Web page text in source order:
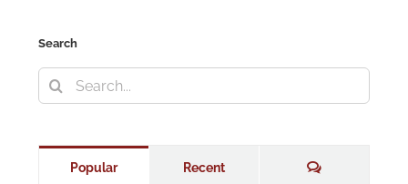
Search
Search
for:
Popular Recent Comments